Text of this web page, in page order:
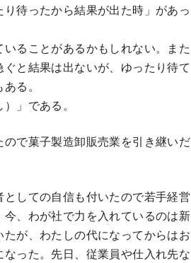
待ったから結果が出た時」があっ
ることがあるかもしれない。また
と結果は出ないが、ゆったり待て
る。
」である。
で菓子製造卸販売業を引き継いだ
しての自信も付いたので若手経営
、わが社で力を入れているのは新
が、わたしの代になってからはお
った。先日、従業員や仕入れ先な